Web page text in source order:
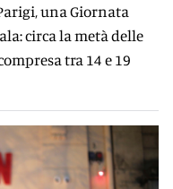
una Giornata
circa la metà delle
tra 14 e 19